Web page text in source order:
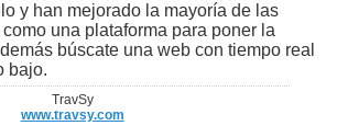
y han mejorado la mayoría de las
una plataforma para poner la
búscate una web con tiempo real
bajo.
TravSy
www.travsy.com